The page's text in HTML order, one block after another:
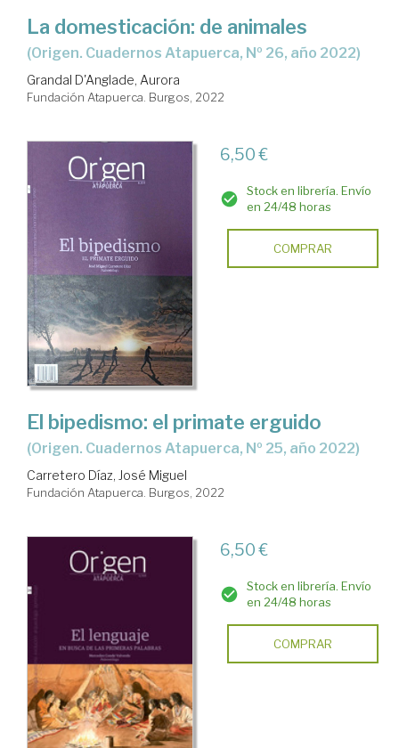
La domesticación: de animales
(Origen. Cuadernos Atapuerca, Nº 26, año 2022)
Grandal D'Anglade, Aurora
Fundación Atapuerca. Burgos, 2022
6,50 €
Stock en librería. Envío
en 24/48 horas
COMPRAR
El bipedismo: el primate erguido
(Origen. Cuadernos Atapuerca, Nº 25, año 2022)
Carretero Díaz, José Miguel
Fundación Atapuerca. Burgos, 2022
6,50 €
Stock en librería. Envío
en 24/48 horas
COMPRAR